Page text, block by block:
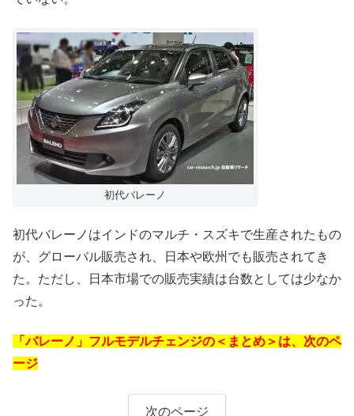
初代バレーノ
初代バレーノはインドのマルチ・スズキで生産されたもの
が、グローバル販売され、日本や欧州でも販売されてき
た。ただし、日本市場での販売実績は台数としては少なか
った。
「バレーノ」フルモデルチェンジの＜まとめ＞は、次のペ
ージ
次のページ